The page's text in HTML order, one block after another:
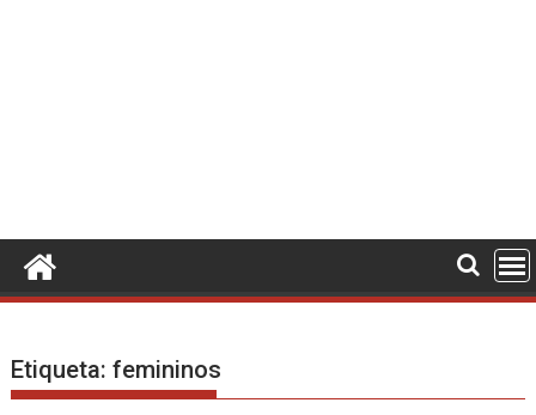
Etiqueta:femininos